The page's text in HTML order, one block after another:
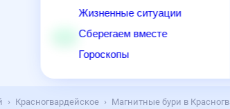
Жизненные ситуации
Сберегаем вместе
Гороскопы
Красногвардейское Магнитные бури в